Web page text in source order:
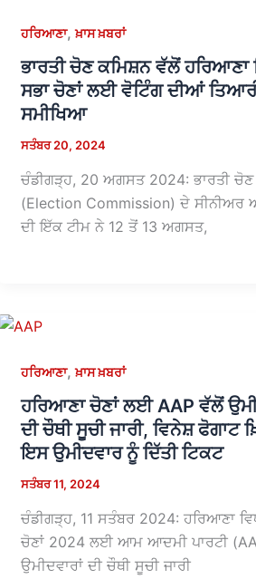
ਹਰਿਆਣਾ,ਖ਼ਾਸ ਖ਼ਬਰਾਂ
ਭਾਰਤੀ ਚੋਣ ਕਮਿਸ਼ਨ ਵੱਲੋਂ ਹਰਿਆਣਾ
ਸਭਾ ਚੋਣਾਂ ਲਈ ਵੋਟਿੰਗ ਦੀਆਂ
ਸਮੀਖਿਆ
ਸਤੰਬਰ 20, 2024
ਚੰਡੀਗੜ੍ਹ, 20 ਅਗਸਤ 2024: ਭਾਰਤੀ
(Election Commission) ਦੇ ਸੀਨੀਅਰ
ਦੀ ਇੱਕ ਟੀਮ ਨੇ 12 ਤੋਂ 13 ਅਗਸਤ,
ਹਰਿਆਣਾ,ਖ਼ਾਸ ਖ਼ਬਰਾਂ
ਹਰਿਆਣਾ ਚੋਣਾਂ ਲਈ AAP ਵੱਲੋਂ
ਦੀ ਚੌਥੀ ਸੂਚੀ ਜਾਰੀ, ਵਿਨੇਸ਼ ਫੋਗਾਟ
ਇਸ ਉਮੀਦਵਾਰ ਨੂੰ ਦਿੱਤੀ ਟਿਕਟ
ਸਤੰਬਰ 11, 2024
ਚੰਡੀਗੜ੍ਹ, 11 ਸਤੰਬਰ 2024: ਹਰਿਆਣਾ
ਚੋਣਾਂ 2024 ਲਈ ਆਮ ਆਦਮੀ ਪਾਰਟੀ
ਉਮੀਦਵਾਰਾਂ ਦੀ ਚੌਥੀ ਸੂਚੀ ਜਾਰੀ